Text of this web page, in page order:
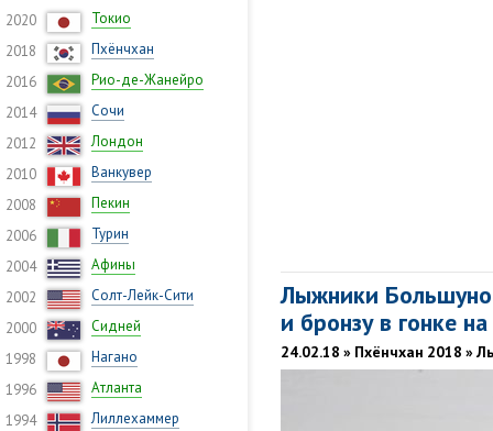
2020
Токио
2018
Пхёнчхан
2016
Рио-де-Жанейро
2014
Сочи
2012
Лондон
2010
Ванкувер
2008
Пекин
2006
Турин
2004
Афины
2002
Солт-Лейк-Сити
2000
Сидней
1998
Нагано
1996
Атланта
1994
Лиллехаммер
Лыжники
и бронзу в гонке
24.02.18 » Пхёнчхан 2018 »